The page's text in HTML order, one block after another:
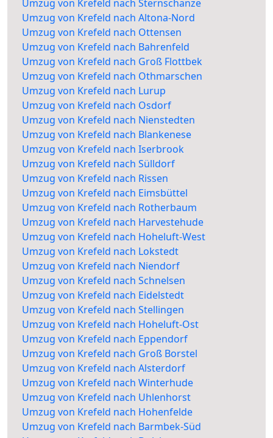
Umzug von Krefeld nach Sternschanze
Umzug von Krefeld nach Altona-Nord
Umzug von Krefeld nach Ottensen
Umzug von Krefeld nach Bahrenfeld
Umzug von Krefeld nach Groß Flottbek
Umzug von Krefeld nach Othmarschen
Umzug von Krefeld nach Lurup
Umzug von Krefeld nach Osdorf
Umzug von Krefeld nach Nienstedten
Umzug von Krefeld nach Blankenese
Umzug von Krefeld nach Iserbrook
Umzug von Krefeld nach Sülldorf
Umzug von Krefeld nach Rissen
Umzug von Krefeld nach Eimsbüttel
Umzug von Krefeld nach Rotherbaum
Umzug von Krefeld nach Harvestehude
Umzug von Krefeld nach Hoheluft-West
Umzug von Krefeld nach Lokstedt
Umzug von Krefeld nach Niendorf
Umzug von Krefeld nach Schnelsen
Umzug von Krefeld nach Eidelstedt
Umzug von Krefeld nach Stellingen
Umzug von Krefeld nach Hoheluft-Ost
Umzug von Krefeld nach Eppendorf
Umzug von Krefeld nach Groß Borstel
Umzug von Krefeld nach Alsterdorf
Umzug von Krefeld nach Winterhude
Umzug von Krefeld nach Uhlenhorst
Umzug von Krefeld nach Hohenfelde
Umzug von Krefeld nach Barmbek-Süd